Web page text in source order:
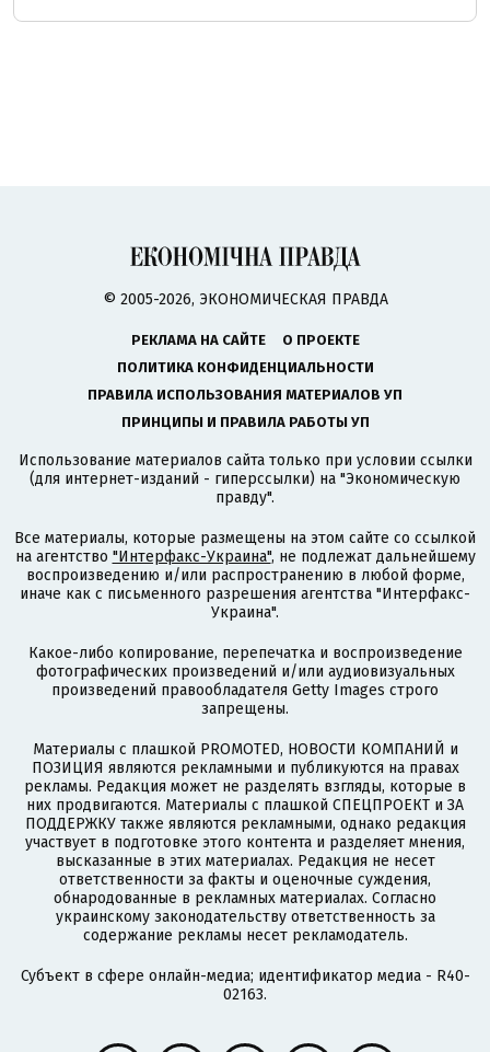
© 2005-2026, ЭКОНОМИЧЕСКАЯ ПРАВДА
РЕКЛАМА НА САЙТЕ
О ПРОЕКТЕ
ПОЛИТИКА КОНФИДЕНЦИАЛЬНОСТИ
ПРАВИЛА ИСПОЛЬЗОВАНИЯ МАТЕРИАЛОВ УП
ПРИНЦИПЫ И ПРАВИЛА РАБОТЫ УП
Использование материалов сайта только при условии ссылки
(для интернет-изданий - гиперссылки) на "Экономическую
правду".
Все материалы, которые размещены на этом сайте со ссылкой
на агентство "Интерфакс-Украина", не подлежат дальнейшему
воспроизведению и/или распространению в любой форме,
иначе как с письменного разрешения агентства "Интерфакс-
Украина".
Какое-либо копирование, перепечатка и воспроизведение
фотографических произведений и/или аудиовизуальных
произведений правообладателя Getty Images строго
запрещены.
Материалы с плашкой PROMOTED, НОВОСТИ КОМПАНИЙ и
ПОЗИЦИЯ являются рекламными и публикуются на правах
рекламы. Редакция может не разделять взгляды, которые в
них продвигаются. Материалы с плашкой СПЕЦПРОЕКТ и ЗА
ПОДДЕРЖКУ также являются рекламными, однако редакция
участвует в подготовке этого контента и разделяет мнения,
высказанные в этих материалах. Редакция не несет
ответственности за факты и оценочные суждения,
обнародованные в рекламных материалах. Согласно
украинскому законодательству ответственность за
содержание рекламы несет рекламодатель.
Субъект в сфере онлайн-медиа; идентификатор медиа - R40-
02163.